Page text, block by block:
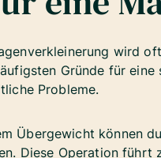
wird
Gründe für
Probleme.
Übergewicht können
Diese Operation führt